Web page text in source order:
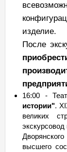
изделие.
После
16:00 -
истории".
великих
высшего